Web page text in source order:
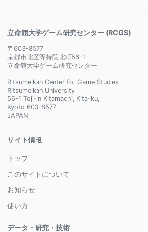
立命館大学ゲーム研究センター (RCGS)
〒603-8577
京都市北区等持院北町56-1
立命館大学ゲーム研究センター
Ritsumeikan Center for Game Studies
Ritsumeikan University
56-1 Toji-in Kitamachi, Kita-ku,
Kyoto 603-8577
JAPAN
サイト情報
トップ
このサイトについて
お知らせ
使い方
データ・研究・技術